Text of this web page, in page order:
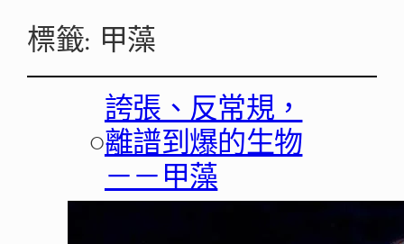
標籤: 甲藻
○
誇張、反常規，
離譜到爆的生物
－－甲藻